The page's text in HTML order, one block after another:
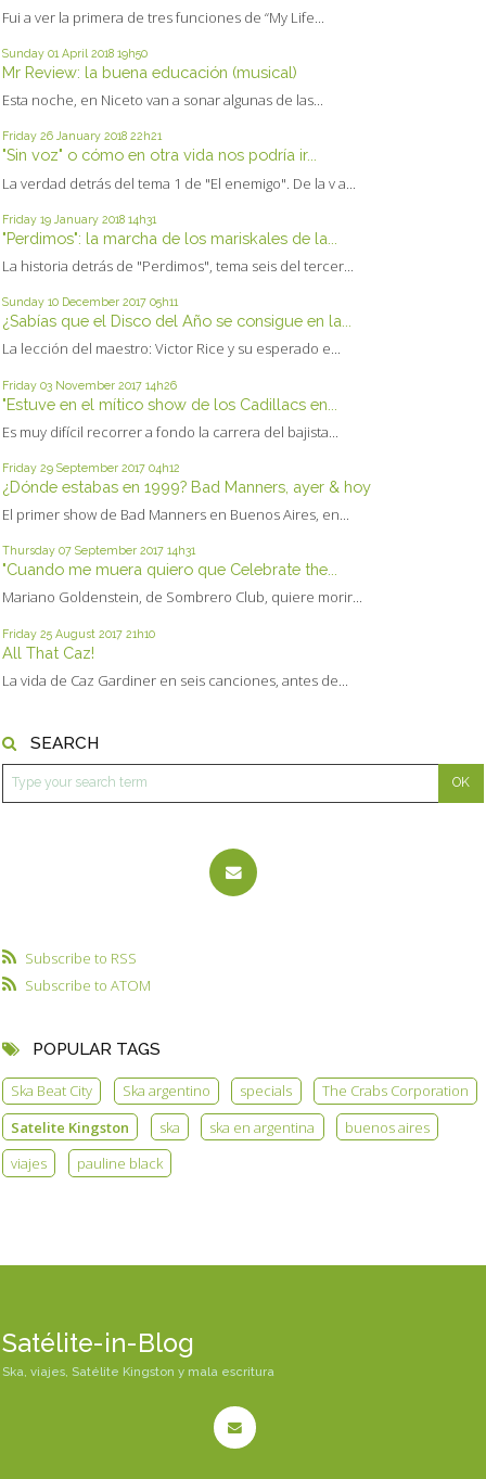
Fui a ver la primera de tres funciones de “My Life...
Sunday 01 April 2018 19h50
Mr Review: la buena educación (musical)
Esta noche, en Niceto van a sonar algunas de las...
Friday 26 January 2018 22h21
"Sin voz" o cómo en otra vida nos podría ir...
La verdad detrás del tema 1 de "El enemigo". De la v a...
Friday 19 January 2018 14h31
"Perdimos": la marcha de los mariskales de la...
La historia detrás de "Perdimos", tema seis del tercer...
Sunday 10 December 2017 05h11
¿Sabías que el Disco del Año se consigue en la...
La lección del maestro: Victor Rice y su esperado e...
Friday 03 November 2017 14h26
"Estuve en el mítico show de los Cadillacs en...
Es muy difícil recorrer a fondo la carrera del bajista...
Friday 29 September 2017 04h12
¿Dónde estabas en 1999? Bad Manners, ayer & hoy
El primer show de Bad Manners en Buenos Aires, en...
Thursday 07 September 2017 14h31
"Cuando me muera quiero que Celebrate the...
Mariano Goldenstein, de Sombrero Club, quiere morir...
Friday 25 August 2017 21h10
All That Caz!
La vida de Caz Gardiner en seis canciones, antes de...
SEARCH
Subscribe to RSS
Subscribe to ATOM
POPULAR TAGS
Ska Beat City Ska argentino specials
The Crabs Corporation
Satelite Kingston
ska ska en argentina
buenos aires
viajes
pauline black
Satélite-in-Blog
Ska, viajes, Satélite Kingston y mala escritura